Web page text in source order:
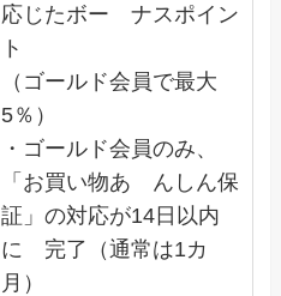
応じたボー ナスポイン
ト
（ゴールド会員で最大
5％）
・ゴールド会員のみ、
「お買い物あ んしん保
証」の対応が14日以内
に 完了（通常は1カ
月）